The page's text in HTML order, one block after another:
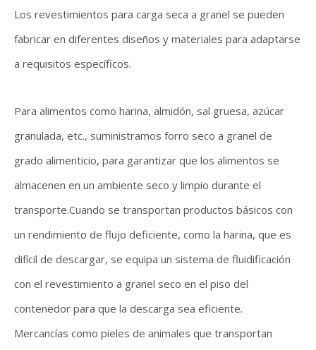
Los revestimientos para carga seca a granel se pueden
fabricar en diferentes diseños y materiales para adaptarse
a requisitos específicos.
Para alimentos como harina, almidón, sal gruesa, azúcar
granulada, etc., suministramos forro seco a granel de
grado alimenticio, para garantizar que los alimentos se
almacenen en un ambiente seco y limpio durante el
transporte.Cuando se transportan productos básicos con
un rendimiento de flujo deficiente, como la harina, que es
difícil de descargar, se equipa un sistema de fluidificación
con el revestimiento a granel seco en el piso del
contenedor para que la descarga sea eficiente.
Mercancías como pieles de animales que transportan